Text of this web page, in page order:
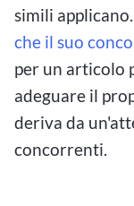
simili
che il suo
per un articolo
adeguare il
deriva da
concorrenti.